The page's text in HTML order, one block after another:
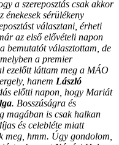
a szereposztás csak akkor
énekesek sérülékeny
választani, érheti
az első elővételi napon
bemutatót választottam, de
a premier
ezelőtt láttam meg a MÁO
hanem László
előtti napon, hogy Mariát
. Bosszúságra és
magában is csak halkan
és celebléte miatt
meg, hmm. Úgy gondolom,